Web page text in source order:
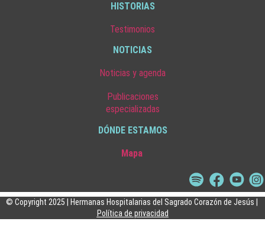
HISTORIAS
Testimonios
NOTICIAS
Noticias y agenda
Publicaciones
especializadas
DÓNDE ESTAMOS
Mapa
© Copyright 2025 | Hermanas Hospitalarias del Sagrado Corazón de Jesús |
Política de privacidad